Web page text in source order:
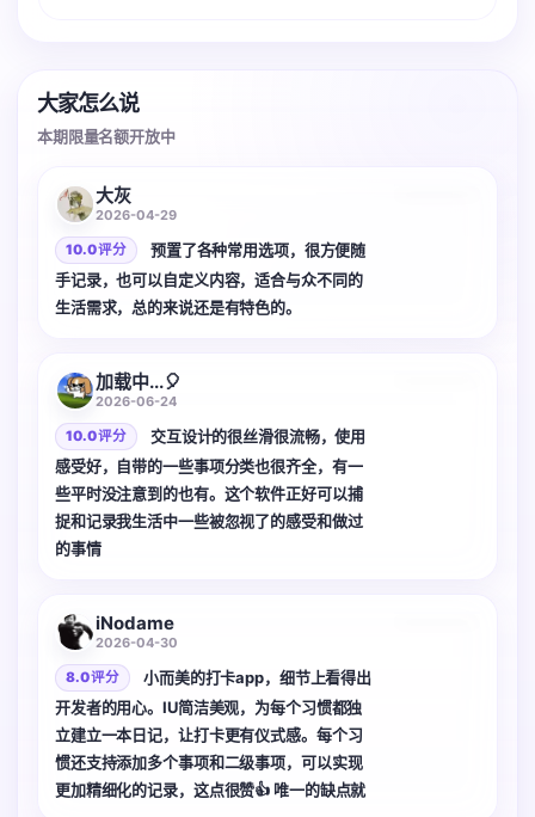
大家怎么说
本期限量名额开放中
大灰
2026-04-29
10.0 评分
预置了各种常用选项，很方便随
手记录，也可以自定义内容，适合与众不同的
生活需求，总的来说还是有特色的。
加载中...🎈
2026-06-24
10.0 评分
交互设计的很丝滑很流畅，使用
感受好，自带的一些事项分类也很齐全，有一
些平时没注意到的也有。这个软件正好可以捕
捉和记录我生活中一些被忽视了的感受和做过
的事情
iNodame
2026-04-30
8.0 评分
小而美的打卡app，细节上看得出
开发者的用心。IU简洁美观，为每个习惯都独
立建立一本日记，让打卡更有仪式感。每个习
惯还支持添加多个事项和二级事项，可以实现
更加精细化的记录，这点很赞👍 唯一的缺点就